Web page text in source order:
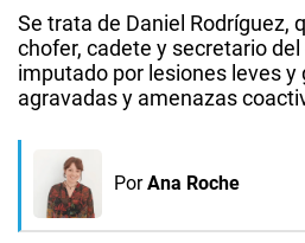
Se trata de Daniel Rodríguez,
chofer, cadete y secretario
imputado por lesiones leves
agravadas y amenazas
Por Ana Roche